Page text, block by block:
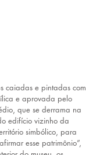
caiadas e pintadas com
e aprovada pelo
que se derrama na
edifício vizinho da
simbólico, para
esse patrimônio”,